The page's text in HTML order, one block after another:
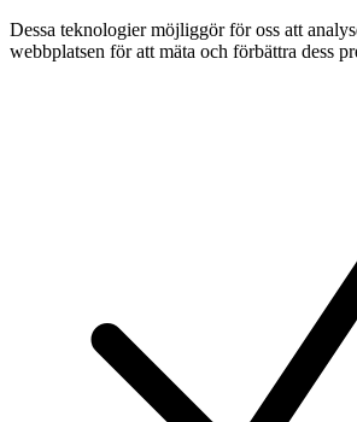
Dessa teknologier möjliggör för oss att
webbplatsen för att mäta och förbättra dess